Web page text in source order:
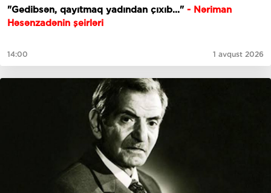
"Gedibsәn, qayıtmaq yadından çıxıb..." - Nəriman
Həsənzadənin şeirləri
14:00 1 avqust 2026